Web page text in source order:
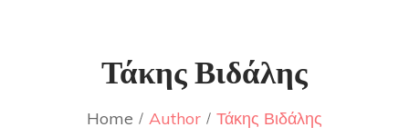
Τάκης Βιδάλης
Home Author Τάκης Βιδάλης